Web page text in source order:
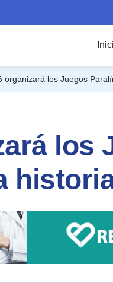
organizará los Juegos
los